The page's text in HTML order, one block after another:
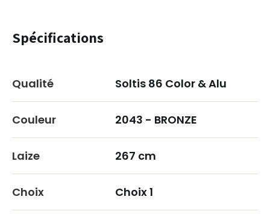
Spécifications
Qualité Soltis 86 Color & Alu
Couleur 2043 - BRONZE
Laize 267 cm
Choix Choix 1